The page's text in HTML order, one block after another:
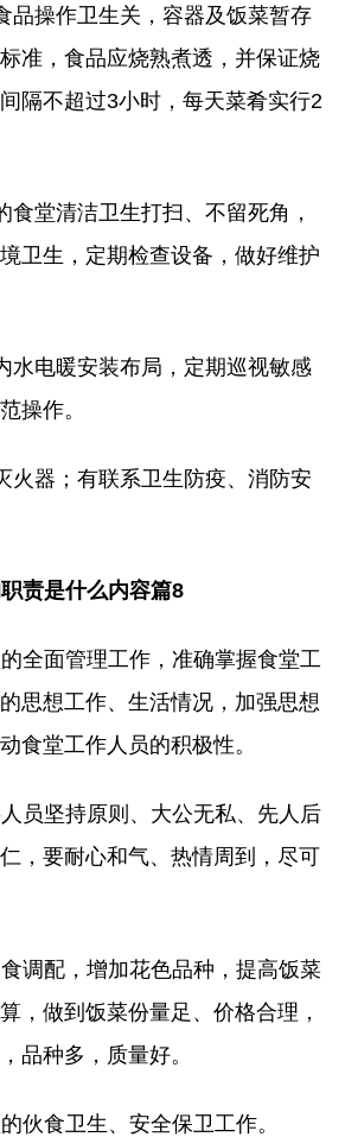
品操作卫生关，容器及饭菜暂存
准，食品应烧熟煮透，并保证烧
隔不超过3小时，每天菜肴实行2
食堂清洁卫生打扫、不留死角，
卫生，定期检查设备，做好维护
水电暖安装布局，定期巡视敏感
操作。
火器；有联系卫生防疫、消防安
责是什么内容篇8
全面管理工作，准确掌握食堂工
思想工作、生活情况，加强思想
食堂工作人员的积极性。
员坚持原则、大公无私、先人后
，要耐心和气、热情周到，尽可
调配，增加花色品种，提高饭菜
，做到饭菜份量足、价格合理，
品种多，质量好。
伙食卫生、安全保卫工作。